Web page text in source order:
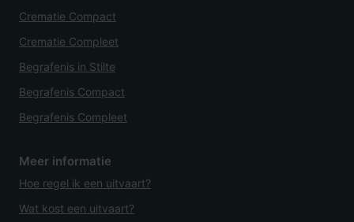
Crematie Compact
Crematie Compleet
Begrafenis in Stilte
Begrafenis Compact
Begrafenis Compleet
Meer informatie
Hoe regel ik een uitvaart?
Wat kost een uitvaart?